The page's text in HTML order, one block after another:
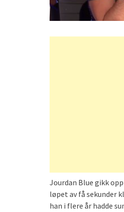
Jourdan Blue gikk
løpet av få sekunder
han i flere år hadde